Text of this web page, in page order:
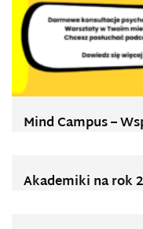
Mind Campus –
Akademiki na rok